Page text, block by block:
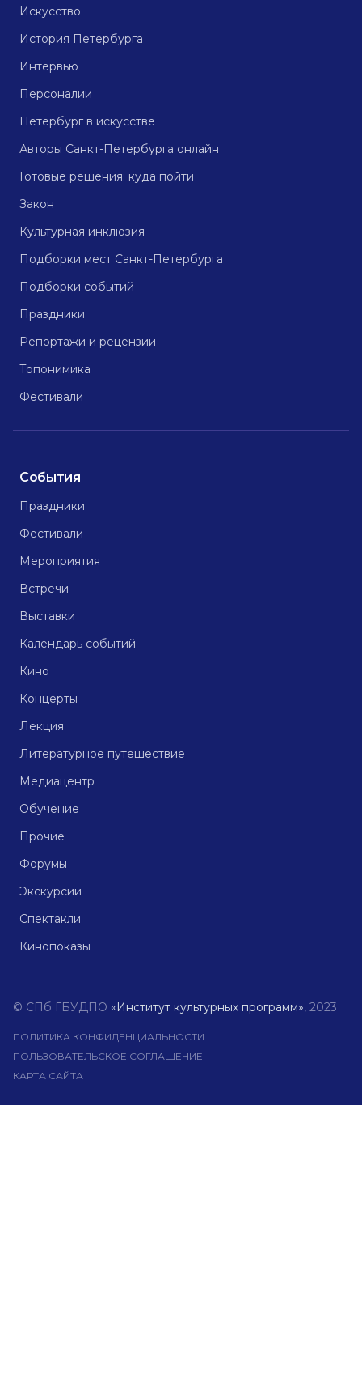
Искусство
История Петербурга
Интервью
Персоналии
Петербург в искусстве
Авторы Санкт-Петербурга онлайн
Готовые решения: куда пойти
Закон
Культурная инклюзия
Подборки мест Санкт-Петербурга
Подборки событий
Праздники
Репортажи и рецензии
Топонимика
Фестивали
События
Праздники
Фестивали
Мероприятия
Встречи
Выставки
Календарь событий
Кино
Концерты
Лекция
Литературное путешествие
Медиацентр
Обучение
Прочие
Форумы
Экскурсии
Спектакли
Кинопоказы
© СПб ГБУДПО «Институт культурных программ», 2023
ПОЛИТИКА КОНФИДЕНЦИАЛЬНОСТИ
ПОЛЬЗОВАТЕЛЬСКОЕ СОГЛАШЕНИЕ
КАРТА САЙТА